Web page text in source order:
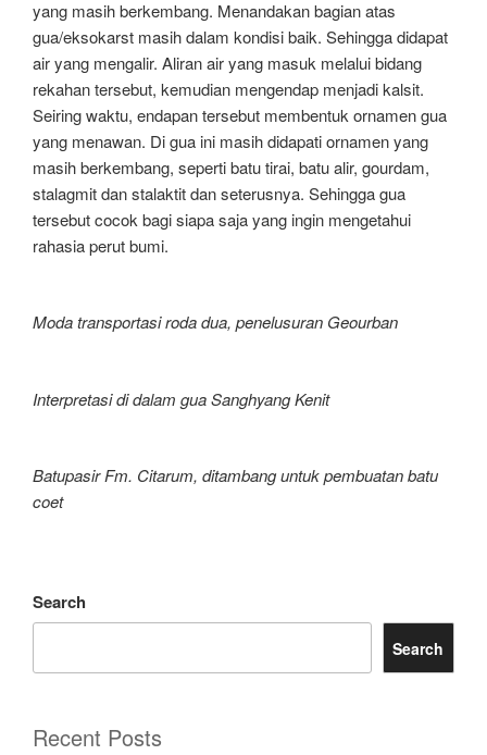
yang masih berkembang. Menandakan bagian atas
gua/eksokarst masih dalam kondisi baik. Sehingga didapat
air yang mengalir. Aliran air yang masuk melalui bidang
rekahan tersebut, kemudian mengendap menjadi kalsit.
Seiring waktu, endapan tersebut membentuk ornamen gua
yang menawan. Di gua ini masih didapati ornamen yang
masih berkembang, seperti batu tirai, batu alir, gourdam,
stalagmit dan stalaktit dan seterusnya. Sehingga gua
tersebut cocok bagi siapa saja yang ingin mengetahui
rahasia perut bumi.
Moda transportasi roda dua, penelusuran Geourban
Interpretasi di dalam gua Sanghyang Kenit
Batupasir Fm. Citarum, ditambang untuk pembuatan batu
coet
Search
Search
Recent Posts